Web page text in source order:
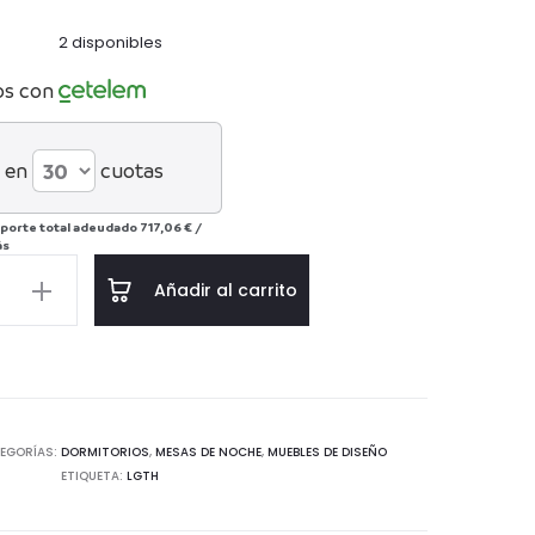
2 disponibles
con
en cuotas
total adeudado 717,06 € /
Añadir al carrito
DORMITORIOS, MESAS DE NOCHE, MUEBLES DE DISEÑO
ETIQUETA: LGTH